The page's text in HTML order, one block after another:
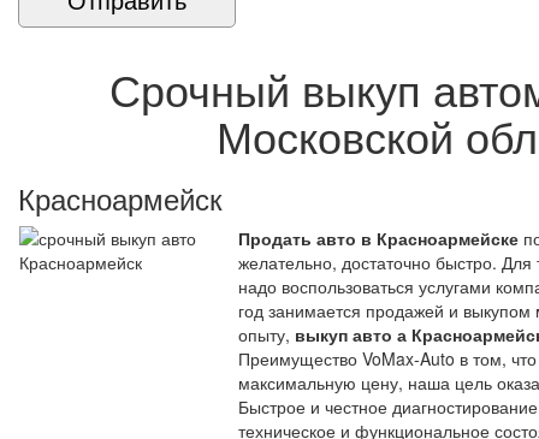
Срочный выкуп
Московской
Красноармейск
Продать авто в Красноармейске
желательно, достаточно быстро.
надо воспользоваться услугами
год занимается продажей и
опыту, выкуп авто а
Преимущество VoMax-Auto в том,
максимальную цену, наша цель
Быстрое и честное
техническое и функциональное